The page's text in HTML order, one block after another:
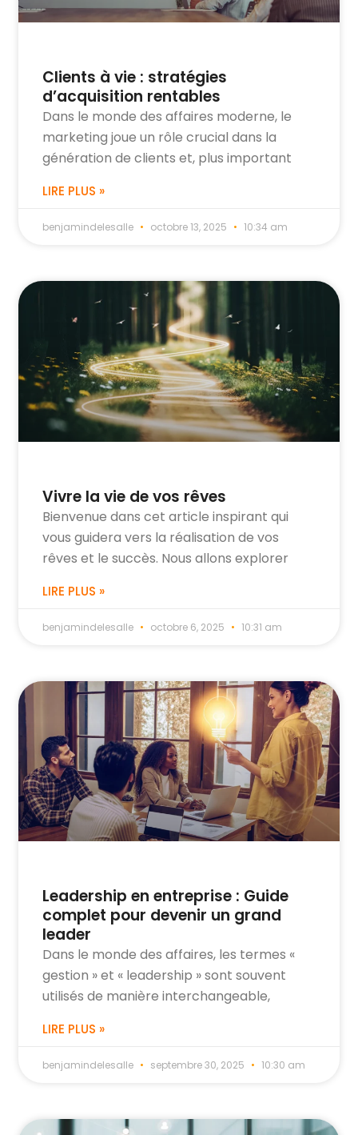
Clients à vie : stratégies
d’acquisition rentables
Dans le monde des affaires moderne, le
marketing joue un rôle crucial dans la
génération de clients et, plus important
LIRE PLUS »
benjamindelesalle octobre 13, 2025 10:34 am
Vivre la vie de vos rêves
Bienvenue dans cet article inspirant qui
vous guidera vers la réalisation de vos
rêves et le succès. Nous allons explorer
LIRE PLUS »
benjamindelesalle octobre 6, 2025 10:31 am
Leadership en entreprise : Guide
complet pour devenir un grand
leader
Dans le monde des affaires, les termes «
gestion » et « leadership » sont souvent
utilisés de manière interchangeable,
LIRE PLUS »
benjamindelesalle septembre 30, 2025 10:30 am